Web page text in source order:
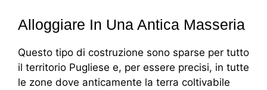
Alloggiare In Una Antica Masseria
Questo tipo di costruzione sono sparse per tutto
il territorio Pugliese e, per essere precisi, in tutte
le zone dove anticamente la terra coltivabile